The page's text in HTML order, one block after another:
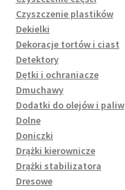
Czyszczenie plastików
Dekielki
Dekoracje tortów i ciast
Detektory
Dętki i ochraniacze
Dmuchawy
Dodatki do olejów i paliw
Dolne
Doniczki
Drążki kierownicze
Drążki stabilizatora
Dresowe